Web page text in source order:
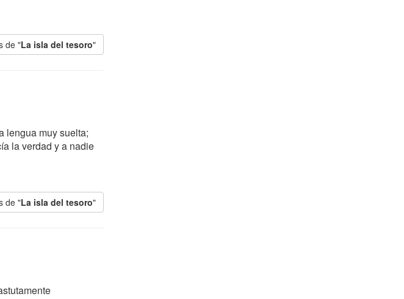
de "La isla del tesoro"
lengua muy suelta;
la verdad y a nadie
de "La isla del tesoro"